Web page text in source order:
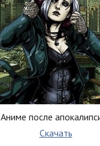
Аниме после
Скачать